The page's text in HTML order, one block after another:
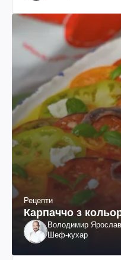
Рецепти
Карпаччо з
Володимир
Шеф-кухар